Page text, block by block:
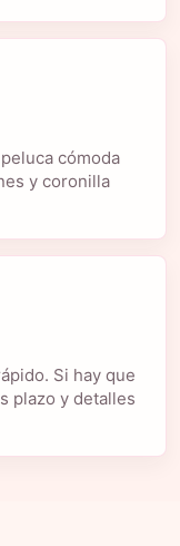
cómoda
y coronilla
Si hay que
plazo y detalles